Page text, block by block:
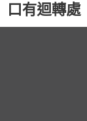
口有迴轉